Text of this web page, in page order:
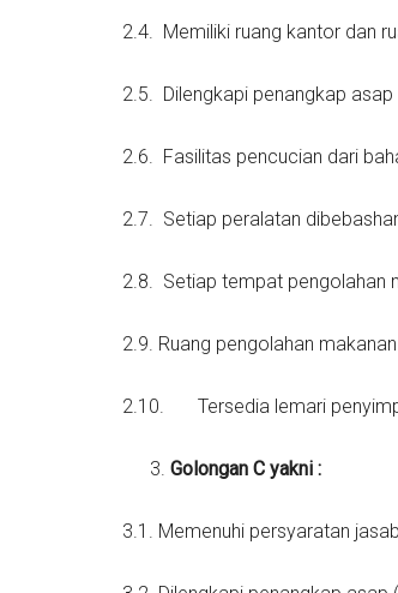
2.4. Memiliki ruang kantor dan
2.5. Dilengkapi penangkap asap
2.6. Fasilitas pencucian dari
2.7. Setiap peralatan
2.8. Setiap tempat pengolahan
2.9. Ruang pengolahan
2.10. Tersedia lemari
Golongan C yakni :
3.1. Memenuhi persyaratan